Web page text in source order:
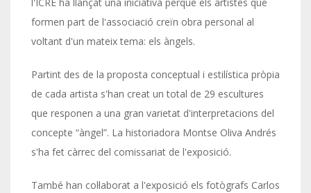
formen part de l'associació creïn obra personal al
voltant d'un mateix tema: els àngels.
Partint des de la proposta conceptual i estilística pròpia
de cada artista s'han creat un total de 29 escultures
que responen a una gran varietat d'interpretacions del
concepte “àngel”. La historiadora Montse Oliva Andrés
s'ha fet càrrec del comissariat de l'exposició.
També han col·laborat a l'exposició els fotògrafs Carlos